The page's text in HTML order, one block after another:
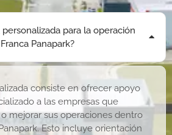
personalizada para la operación
Panapark?
consiste en ofrecer apoyo
a las empresas que
mejorar sus operaciones dentro
Esto incluye orientación